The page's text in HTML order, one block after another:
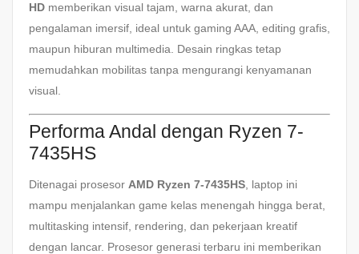
HD memberikan visual tajam, warna akurat, dan
pengalaman imersif, ideal untuk gaming AAA, editing grafis,
maupun hiburan multimedia. Desain ringkas tetap
memudahkan mobilitas tanpa mengurangi kenyamanan
visual.
Performa Andal dengan Ryzen 7-
7435HS
Ditenagai prosesor AMD Ryzen 7-7435HS , laptop ini
mampu menjalankan game kelas menengah hingga berat,
multitasking intensif, rendering, dan pekerjaan kreatif
dengan lancar. Prosesor generasi terbaru ini memberikan